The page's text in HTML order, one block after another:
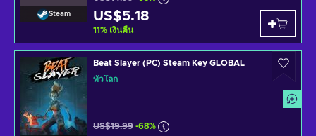
Steam US$5.18
11% เงินคืน
Beat Slayer (PC) Steam Key GLOBAL
ทั่วโลก
US$19.99 -68%